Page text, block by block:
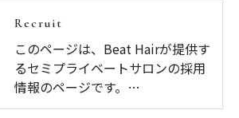
Recruit
このページは、Beat Hairが提供す
るセミプライベートサロンの採用
情報のページです。…